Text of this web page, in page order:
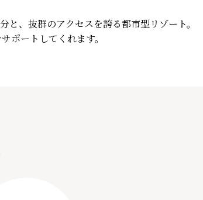
、抜群のアクセスを誇る都市型リゾート。
ポートしてくれます。